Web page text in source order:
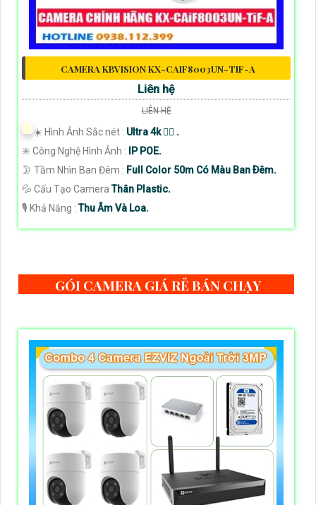
CAMERA KBVISION KX-CAIF8003UN-TIF-A
Liên hệ
LIÊN HỆ
☀️ Hình Ảnh Sắc nét : Ultra 4k 👍🏾 .
✳️ Công Nghệ Hình Ảnh :
IP POE.
🌛 Tầm Nhìn Ban Đêm : Full Color 50m Có Màu Ban Ðêm.
💦 Cấu Tạo CameraThân Plastic.
️🎙 Khả Năng :Thu Âm Và Loa.
GÓI CAMERA GIÁ RẺ BÁN CHẠY